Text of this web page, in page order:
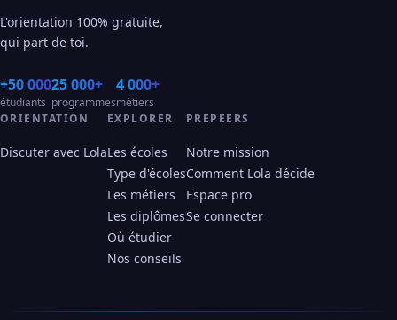
L'orientation 100% gratuite,
qui part de toi.
+50 000
étudiants
25 000+
programmes
4 000+
métiers
ORIENTATION
Discuter avec Lola
EXPLORER
Les écoles
Type d'écoles
Les métiers
Les diplômes
Où étudier
Nos conseils
PREPEERS
Notre mission
Comment Lola décide
Espace pro
Se connecter